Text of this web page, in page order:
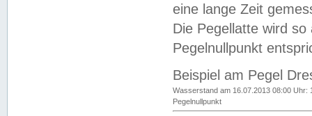
eine lange Zeit
Die Pegellatte wird
Pegelnullpunkt
Beispiel am Pegel
Wasserstand am 16.07.2013 08:00 Uhr:
Pegelnullpunkt